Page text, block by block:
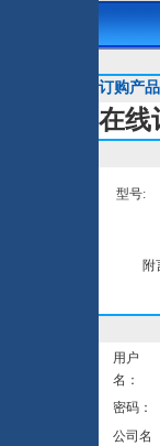
订购产
在线
型号:
附
用户
名：
密码：
公司名